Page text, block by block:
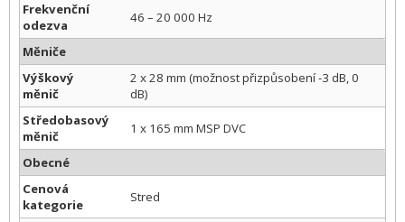
Frekvenční
odezva
46 – 20 000 Hz
Měniče
Výškový
měnič
2 x 28 mm (možnost přizpůsobení -3 dB, 0
dB)
Středobasový
měnič
1 x 165 mm MSP DVC
Obecné
Cenová
kategorie
Stred